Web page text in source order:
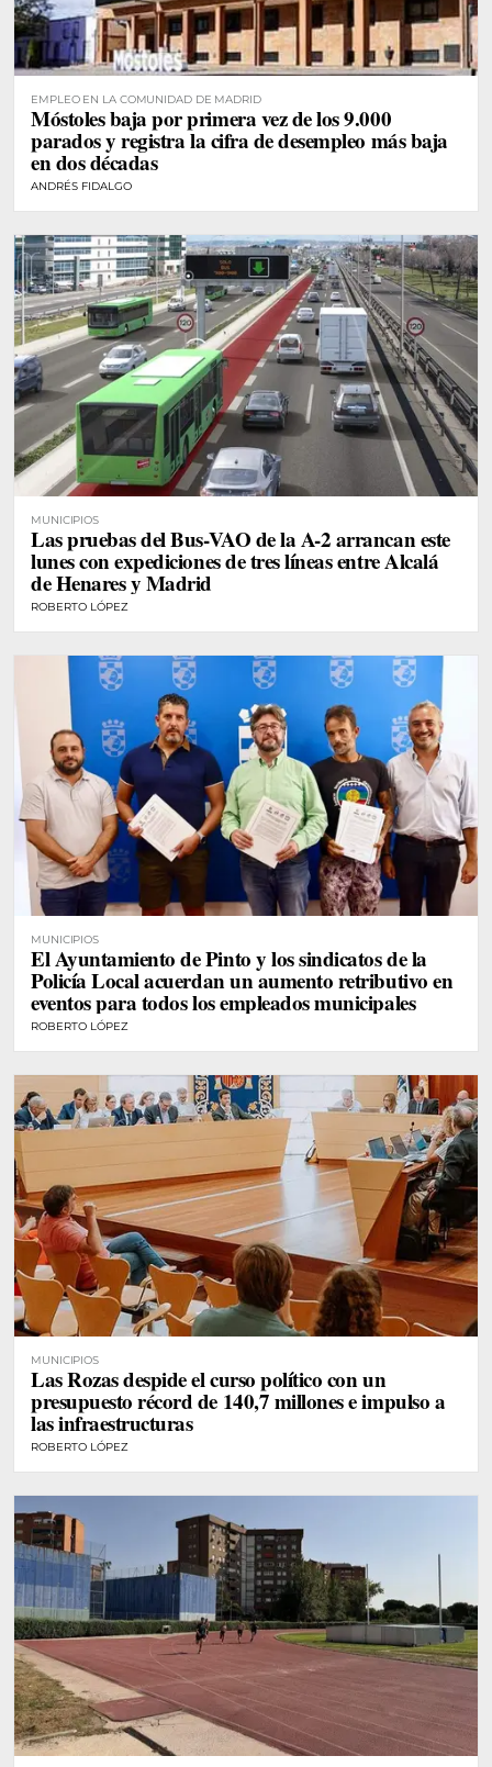
EMPLEO EN LA COMUNIDAD DE MADRID
Móstoles baja por primera vez de los 9.000
parados y registra la cifra de desempleo más baja
en dos décadas
ANDRÉS FIDALGO
MUNICIPIOS
Las pruebas del Bus-VAO de la A-2 arrancan este
lunes con expediciones de tres líneas entre Alcalá
de Henares y Madrid
ROBERTO LÓPEZ
MUNICIPIOS
El Ayuntamiento de Pinto y los sindicatos de la
Policía Local acuerdan un aumento retributivo en
eventos para todos los empleados municipales
ROBERTO LÓPEZ
MUNICIPIOS
Las Rozas despide el curso político con un
presupuesto récord de 140,7 millones e impulso a
las infraestructuras
ROBERTO LÓPEZ